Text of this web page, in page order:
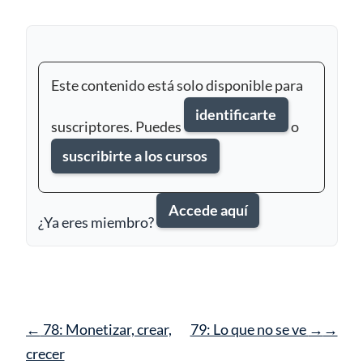
Este contenido está solo disponible para
suscriptores. Puedes
identificarte
o
suscribirte a los cursos
¿Ya eres miembro?
Accede aquí
Navegación
de
← 78: Monetizar, crear,
crecer
79: Lo que no se ve →